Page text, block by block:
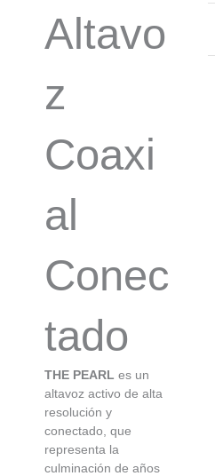
Altavo
z
Coaxi
al
Conec
tado
THE PEARL es un
altavoz activo de alta
resolución y
conectado, que
representa la
culminación de años